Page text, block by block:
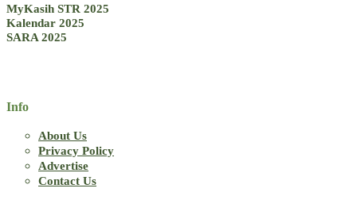
MyKasih STR 2025
Kalendar 2025
SARA 2025
Info
About Us
Privacy Policy
Advertise
Contact Us